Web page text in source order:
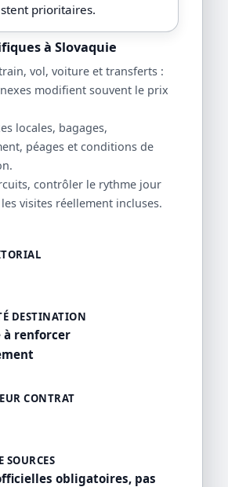
prioritaires.
à Slovaquie
vol, voiture et transferts :
modifient souvent le prix
locales, bagages,
péages et conditions de
contrôler le rythme jour
visites réellement incluses.
DESTINATION
à renforcer
CONTRAT
SOURCES
obligatoires, pas